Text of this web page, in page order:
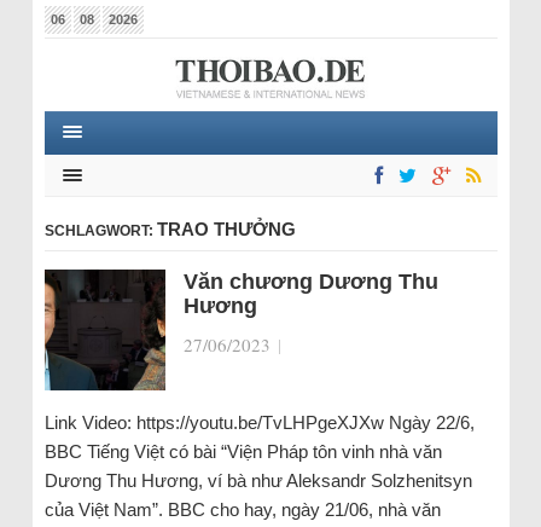
06 08 2026
SCHLAGWORT: TRAO THƯỞNG
Văn chương Dương Thu
Hương
27/06/2023 |
Link Video: https://youtu.be/TvLHPgeXJXw Ngày 22/6,
BBC Tiếng Việt có bài “Viện Pháp tôn vinh nhà văn
Dương Thu Hương, ví bà như Aleksandr Solzhenitsyn
của Việt Nam”. BBC cho hay, ngày 21/06, nhà văn